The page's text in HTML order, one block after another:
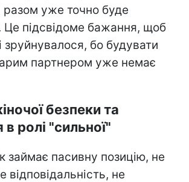
разом уже точно буде
підсвідоме бажання, щоб
зруйнувалося, бо будувати
партнером уже немає
безпеки та
в ролі "сильної"
займає пасивну позицію, не
відповідальність, не